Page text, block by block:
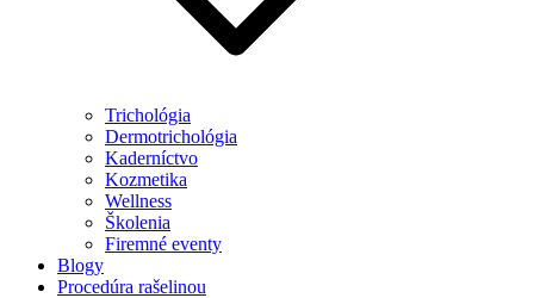
Trichológia
Dermotrichológia
Kaderníctvo
Kozmetika
Wellness
Školenia
Firemné eventy
Blogy
Procedúra rašelinou